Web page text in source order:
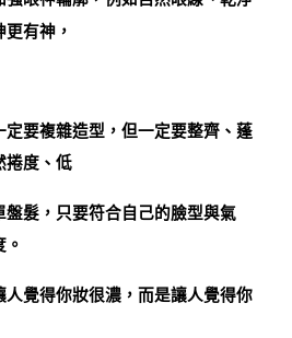
有神，
要複雜造型，但一定要整齊、蓬
捲度、低
盤髮，只要符合自己的臉型與氣
覺得你妝很濃，而是讓人覺得你